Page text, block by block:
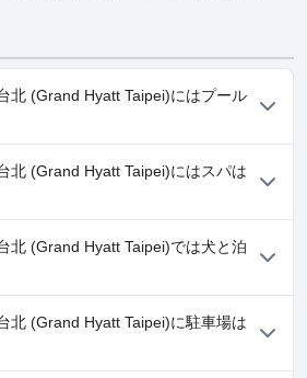
ポジティブであり、ホテルの厳格な基準と卓
れています。
しているものの、優れた顧客サービスとコス
しています。朝食ビュッフェは美味しく、種
ルは、台北で思い出に残る高級な滞在を求め
選択肢です。しかし、駐車場と私道はメンテ
テルは全体的な水準を他の5つ星チェーンに合
するゲストもいます。
北 (Grand Hyatt Taipei)にはプール
ト 台北 (Grand Hyatt Taipei)には、以下
に属するプールがあります： 屋外プール
北 (Grand Hyatt Taipei)にはスパは
ト 台北 (Grand Hyatt Taipei)ではスパを
しくは、「 スパ」カテゴリーのアンケー
北 (Grand Hyatt Taipei)では犬と泊
ット 台北 (Grand Hyatt Taipei)では犬と
。
北 (Grand Hyatt Taipei)に駐車場は